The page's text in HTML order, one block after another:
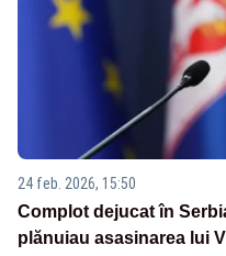
24 feb. 2026, 15:50
Complot dejucat în
plănuiau asasinarea lui